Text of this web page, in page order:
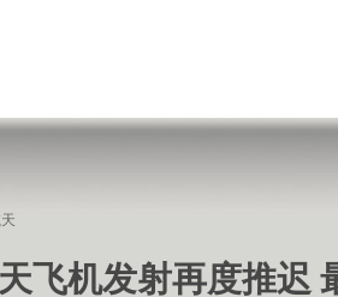
飞机发射再度推迟